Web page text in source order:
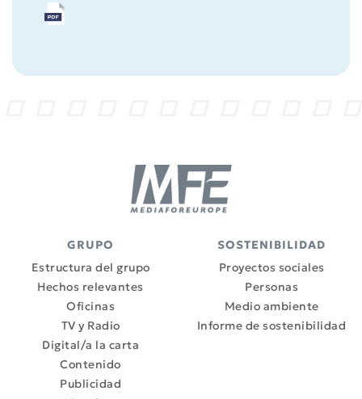
GRUPO
Estructura del grupo
Hechos relevantes
Oficinas
TV y Radio
Digital/a la carta
Contenido
Publicidad
SOSTENIBILIDAD
Proyectos sociales
Personas
Medio ambiente
Informe de sostenibilidad